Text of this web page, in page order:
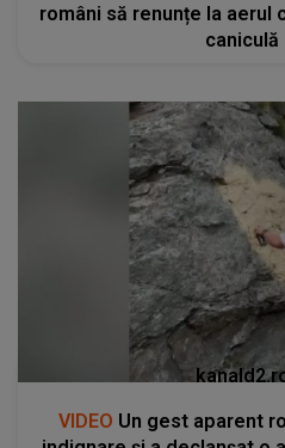
români să renunțe la aerul
caniculă
VIDEO Un gest aparent